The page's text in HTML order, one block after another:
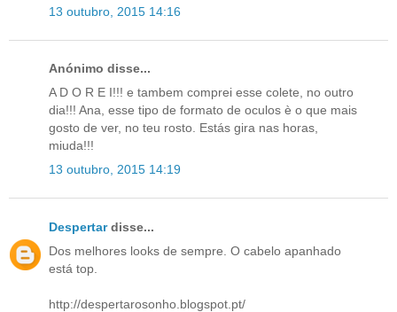
13 outubro, 2015 14:16
Anónimo disse...
A D O R E I!!! e tambem comprei esse colete, no outro
dia!!! Ana, esse tipo de formato de oculos è o que mais
gosto de ver, no teu rosto. Estás gira nas horas,
miuda!!!
13 outubro, 2015 14:19
Despertardisse...
Dos melhores looks de sempre. O cabelo apanhado
está top.
http://despertarosonho.blogspot.pt/